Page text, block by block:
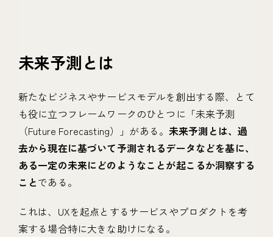
未来予測とは
新たなビジネスやサービスモデルを創出する際、とて
も役に立つフレームワークのひとつに「未来予測
（Future Forecasting）」がある。未来予測とは、過
去から現在に基づいて予測されるデータなどを基に、
ある一定の未来にどのようなことが起こるか洞察する
ことである。
これは、UXを起点とするサービスやプロダクトを考
案する場合特に大きな助けになる。